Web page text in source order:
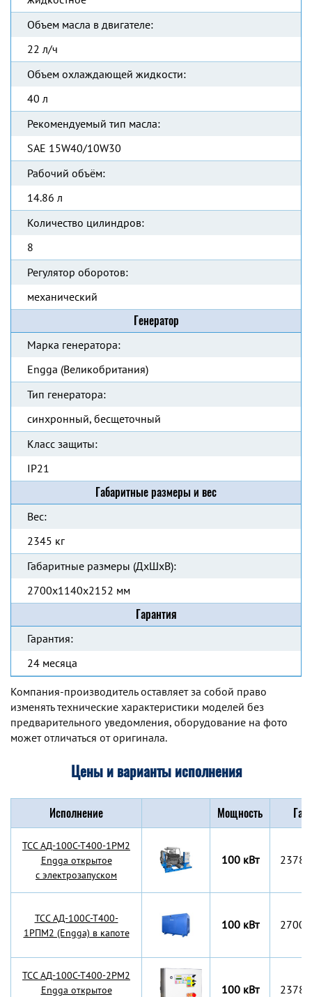
Объем масла в двигателе:
22 л/ч
Объем охлаждающей жидкости:
40 л
Рекомендуемый тип масла:
SAE 15W40/10W30
Рабочий объём:
14.86 л
Количество цилиндров:
8
Регулятор оборотов:
механический
Генератор
Марка генератора:
Engga (Великобритания)
Тип генератора:
синхронный, бесщеточный
Класс защиты:
IP21
Габаритные размеры и вес
Вес:
2345 кг
Габаритные размеры (ДхШхВ):
2700x1140x2152 мм
Гарантия
Гарантия:
24 месяца
Компания-производитель оставляет за собой право
изменять технические характеристики моделей без
предварительного уведомления, оборудование на фото
может отличаться от оригинала.
Цены и варианты исполнения
Исполнение Мощность
TCC АД-100С-Т400-1РМ2
Engga открытое
с электрозапуском
100 кВт
TCC АД-100С-Т400-
1РПМ2 (Engga) в капоте
100 кВт
TCC АД-100С-Т400-2РМ2
Engga открытое
100 кВт